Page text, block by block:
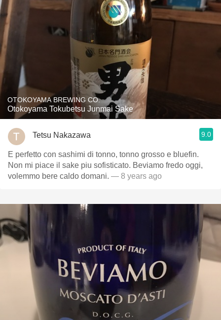
OTOKOYAMA BREWING CO.
Otokoyama Tokubetsu Junmai Sake
Tetsu Nakazawa 9.0
E perfetto con sashimi di tonno, tonno grosso e bluefin.
Non mi piace il sake piu sofisticato. Beviamo fredo oggi,
volemmo bere caldo domani. — 8 years ago